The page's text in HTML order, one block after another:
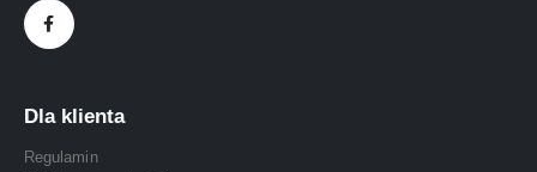
Dla klienta
Regulamin